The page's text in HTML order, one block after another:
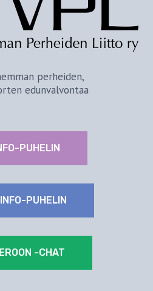
perheiden,
edunvalvontaa
PUHELIN
PUHELIN
-CHAT